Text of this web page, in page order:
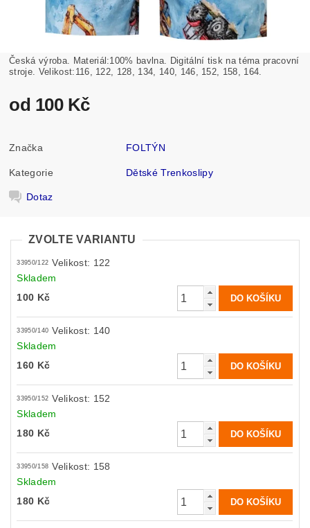
Česká výroba. Materiál:100% bavlna. Digitální tisk na téma pracovní
stroje. Velikost:116, 122, 128, 134, 140, 146, 152, 158, 164.
od 100 Kč
Značka FOLTÝN
Kategorie Dětské Trenkoslipy
Dotaz
ZVOLTE VARIANTU
33950/122 Velikost: 122
Skladem
100 Kč
33950/140 Velikost: 140
Skladem
160 Kč
33950/152 Velikost: 152
Skladem
180 Kč
33950/158 Velikost: 158
Skladem
180 Kč